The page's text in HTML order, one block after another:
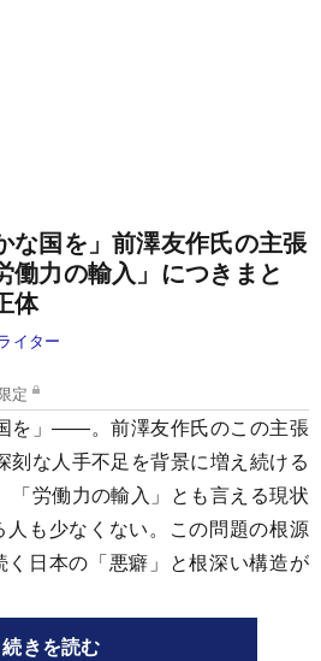
な国を」前澤友作氏の主張
働力の輸入」につきまと
体
イター
定
を」――。前澤友作氏のこの主張
な人手不足を背景に増え続ける
「労働力の輸入」とも言える現状
人も少なくない。この問題の根源
日本の「悪癖」と根深い構造が
続きを読む